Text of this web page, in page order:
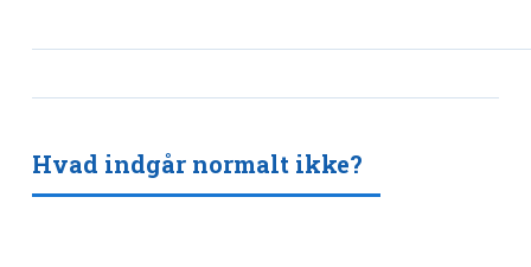
Hvad indgår normalt ikke?